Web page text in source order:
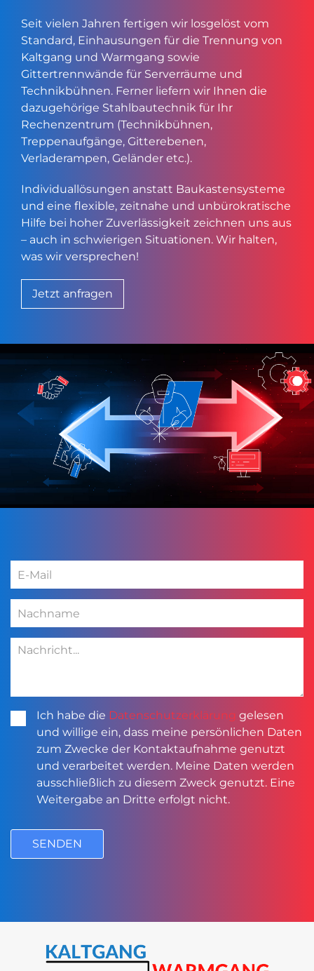
Seit vielen Jahren fertigen wir losgelöst vom
Standard, Einhausungen für die Trennung von
Kaltgang und Warmgang sowie
Gittertrennwände für Serverräume und
Technikbühnen. Ferner liefern wir Ihnen die
dazugehörige Stahlbautechnik für Ihr
Rechenzentrum (Technikbühnen,
Treppenaufgänge, Gitterebenen,
Verladerampen, Geländer etc.).
Individuallösungen anstatt Baukastensysteme
und eine flexible, zeitnahe und unbürokratische
Hilfe bei hoher Zuverlässigkeit zeichnen uns aus
– auch in schwierigen Situationen. Wir halten,
was wir versprechen!
Jetzt anfragen
Nutzungsbedingungen*
Ich habe die Datenschutzerklärung gelesen
und willige ein, dass meine persönlichen Daten
zum Zwecke der Kontaktaufnahme genutzt
und verarbeitet werden. Meine Daten werden
ausschließlich zu diesem Zweck genutzt. Eine
Weitergabe an Dritte erfolgt nicht.
SENDEN